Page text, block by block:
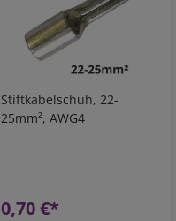
Stiftkabelschuh, 22-
25mm², AWG4
0,70 €*